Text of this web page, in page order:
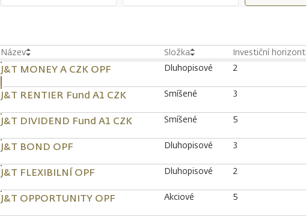
Název Složka Investiční horizont
J&T MONEY A CZK OPF Dluhopisové 2
J&T RENTIER Fund A1 CZK Smíšené 3
J&T DIVIDEND Fund A1 CZK Smíšené 5
J&T BOND OPF Dluhopisové 3
J&T FLEXIBILNÍ OPF Dluhopisové 2
J&T OPPORTUNITY OPF Akciové 5